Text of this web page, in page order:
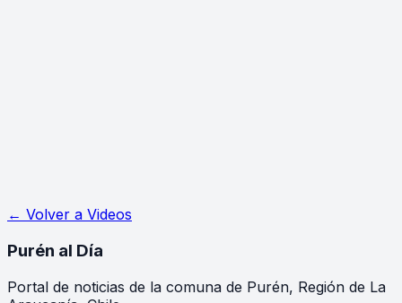
← Volver a Videos
Purén al Día
Portal de noticias de la comuna de Purén, Región de La